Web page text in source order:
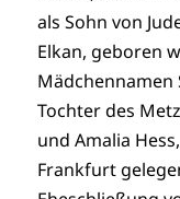
als Sohn von
Elkan, geboren
Mädchennamen
Tochter des
und Amalia
Frankfurt